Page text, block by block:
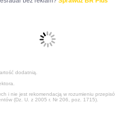
dodatnią.
i nie jest rekomendacją w rozumieniu
(Dz. U. z 2005 r. Nr 206, poz. 1715).